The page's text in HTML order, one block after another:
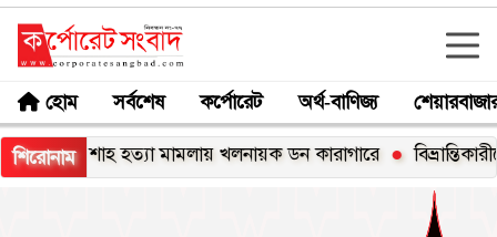
হোম সর্বশেষ কর্পোরেট অর্থ-বাণিজ্য
শিরোনাম
শাহ হত্যা মামলায় খলনায়ক ডন কারাগারে বিভ্রান্তিকারীদের